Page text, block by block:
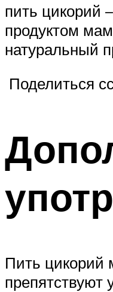
пить цикорий
продуктом
натуральный
Поделиться
Пить цикорий
препятствуют